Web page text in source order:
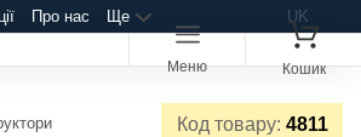
Про нас Ще UK
Меню Кошик
Код товару: 4811